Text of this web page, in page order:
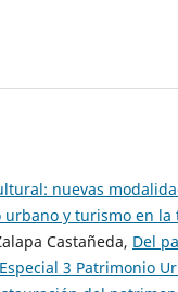
nuevas
y turismo en
Castañeda, Del
3 Patrimonio